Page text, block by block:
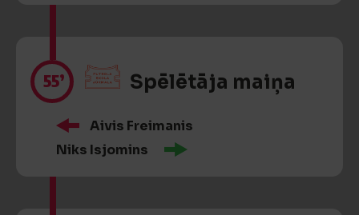
55’ Spēlētāja maiņa
Aivis Freimanis
Niks Isjomins